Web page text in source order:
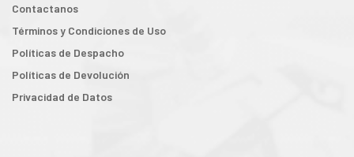
Contactanos
Términos y Condiciones de Uso
Políticas de Despacho
Políticas de Devolución
Privacidad de Datos